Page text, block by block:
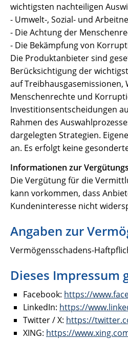
wichtigsten nachteiligen
- Umwelt-, Sozial- und
- Die Achtung der
- Die Bekämpfung von
Die Produktanbieter sind
Berücksichtigung der
auf Treibhausgasemissionen,
Menschenrechte und
Investitionsentscheidungen
Rahmen des
dargelegten Strategien.
an. Es erfolgt keine
Informationen zur
Die Vergütung für die
kann vorkommen, dass
Kundeninteresse nicht
Angaben zur
Vermögensschadens-
Dieses Impressum
Facebook: https://
LinkedIn: https://
Twitter / X: https://
XING: https://